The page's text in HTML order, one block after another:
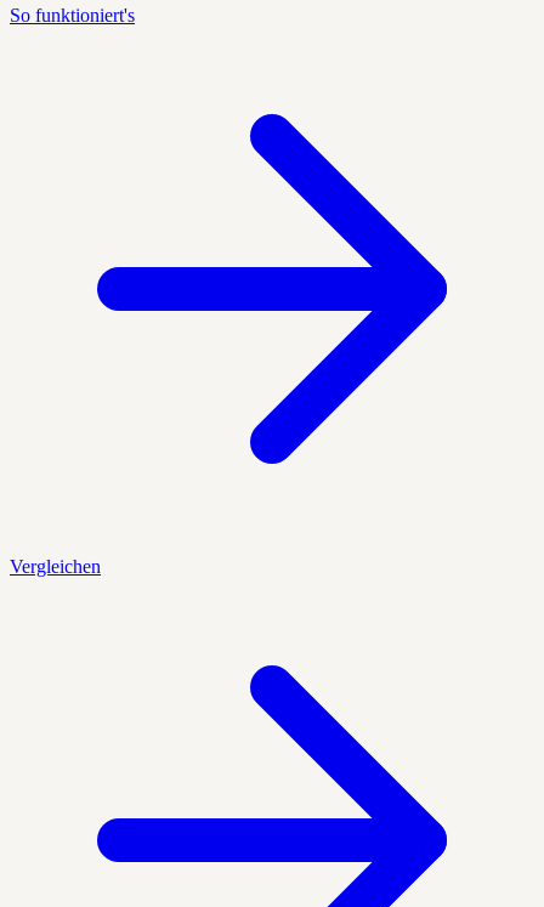
So funktioniert's
Vergleichen